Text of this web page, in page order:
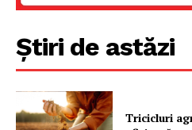
Știri de astăzi
Tricicluri